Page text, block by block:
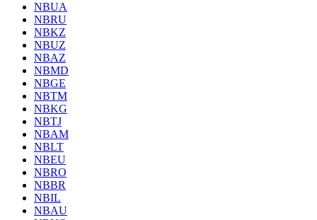
NBUA
NBRU
NBKZ
NBUZ
NBAZ
NBMD
NBGE
NBTM
NBKG
NBTJ
NBAM
NBLT
NBEU
NBRO
NBBR
NBIL
NBAU